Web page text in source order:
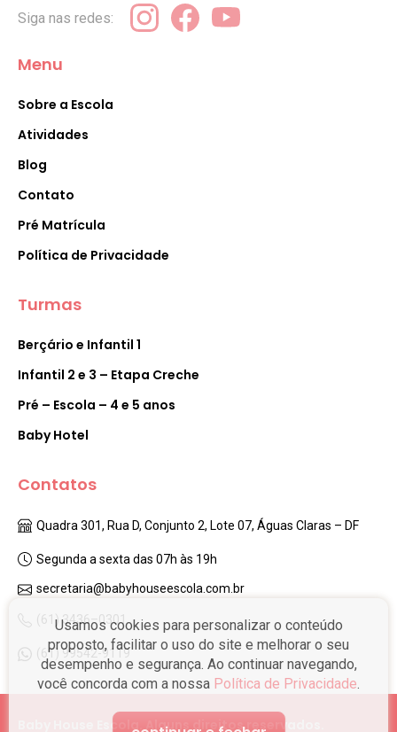
Usamos cookies para personalizar o conteúdo
proposto, facilitar o uso do site e melhorar o seu
desempenho e segurança. Ao continuar navegando,
você concorda com a nossa Política de Privacidade.
Siga nas redes:
Menu
Sobre a Escola
Atividades
Blog
Contato
Pré Matrícula
Política de Privacidade
Turmas
Berçário e Infantil 1
Infantil 2 e 3 – Etapa Creche
Pré – Escola – 4 e 5 anos
Baby Hotel
Contatos
Quadra 301, Rua D, Conjunto 2, Lote 07, Águas Claras – DF
Segunda a sexta das 07h às 19h
secretaria@babyhouseescola.com.br
(61) 3436–0301
(61) 99542-9119
Baby House Escola. Alguns direitos reservados.